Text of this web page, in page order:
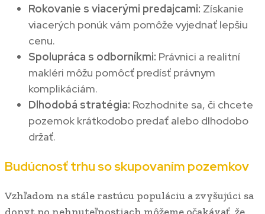
Rokovanie s viacerými predajcami: Získanie
viacerých ponúk vám pomôže vyjednať lepšiu
cenu.
Spolupráca s odborníkmi: Právnici a realitní
makléri môžu pomôcť predísť právnym
komplikáciám.
Dlhodobá stratégia: Rozhodnite sa, či chcete
pozemok krátkodobo predať alebo dlhodobo
držať.
Budúcnosť trhu so skupovaním pozemkov
Vzhľadom na stále rastúcu populáciu a zvyšujúci sa